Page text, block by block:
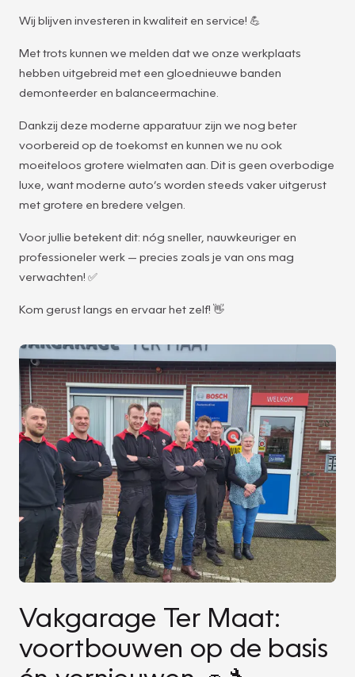
Wij blijven investeren in kwaliteit en service! 💪
Met trots kunnen we melden dat we onze werkplaats
hebben uitgebreid met een gloednieuwe banden
demonteerder en balanceermachine.
Dankzij deze moderne apparatuur zijn we nog beter
voorbereid op de toekomst en kunnen we nu ook
moeiteloos grotere wielmaten aan. Dit is geen overbodige
luxe, want moderne auto’s worden steeds vaker uitgerust
met grotere en bredere velgen.
Voor jullie betekent dit: nóg sneller, nauwkeuriger en
professioneler werk — precies zoals je van ons mag
verwachten! ✅
Kom gerust langs en ervaar het zelf! 👋
Vakgarage Ter Maat:
voortbouwen op de basis